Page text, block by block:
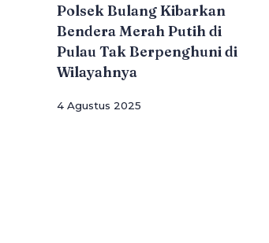
Polsek Bulang Kibarkan
Bendera Merah Putih di
Pulau Tak Berpenghuni di
Wilayahnya
4 Agustus 2025